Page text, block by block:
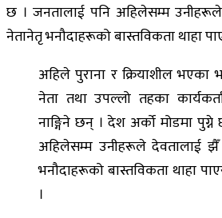
छ । जनतालाई पनि अहिलेसम्म
नेतानेतृ भनौदाहरूको बास्तविकता थाहा
अहिले पुराना र क्रियाशील भएका
नेता तथा उपल्लो तहका
नाङ्गिने छन् । देश अर्को मोडमा
अहिलेसम्म उनीहरूले देवतालाई झैँ
भनौदाहरूको बास्तविकता थाहा
।